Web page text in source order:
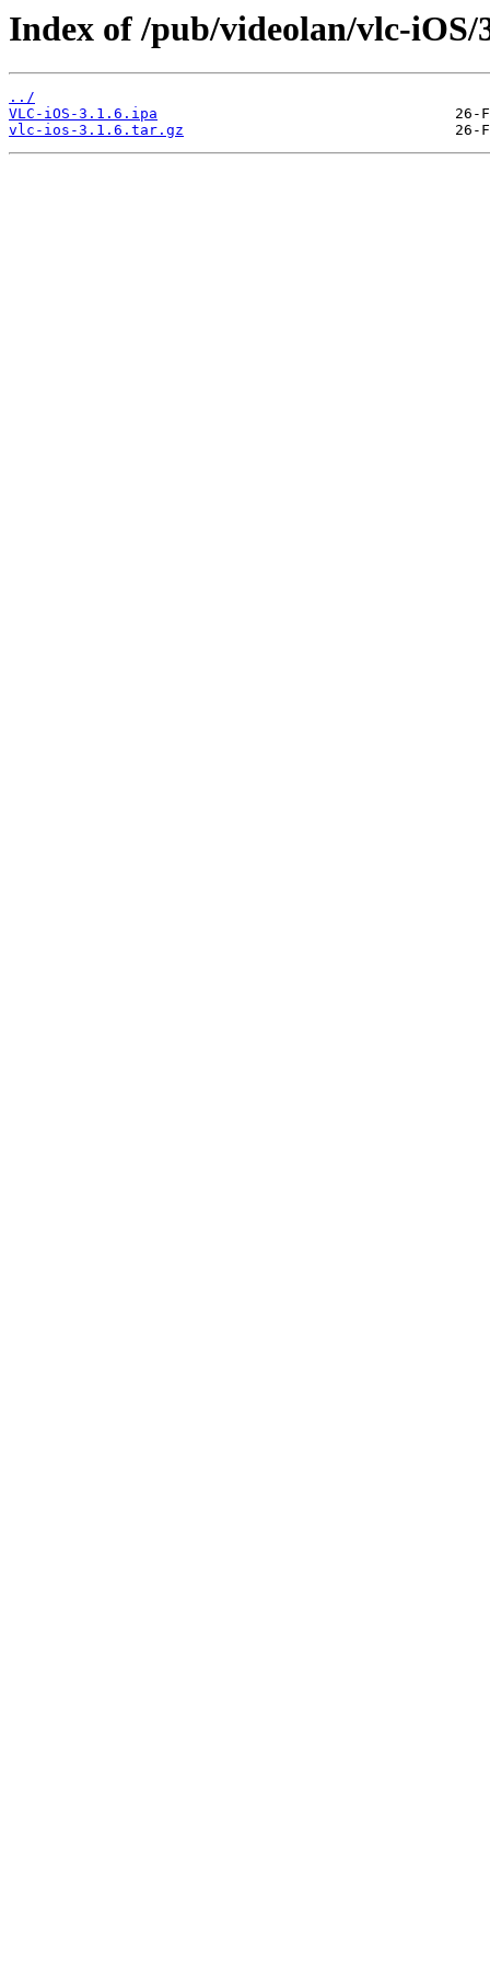
Index of /pub/videolan/vlc-iOS/
../
VLC-iOS-3.1.6.ipa
vlc-ios-3.1.6.tar.gz